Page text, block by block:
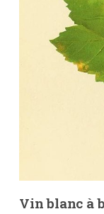
Vin blanc à